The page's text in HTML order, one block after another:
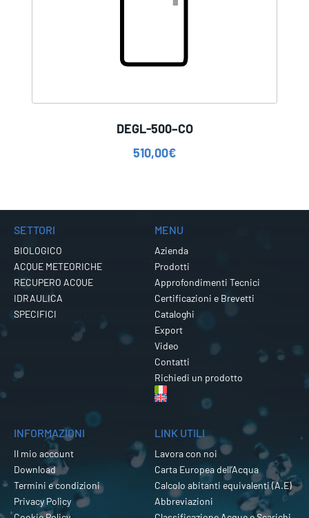
DEGL-500–CO
510,00€
SETTORI
BIOLOGICO
ACQUE METEORICHE
RECUPERO ACQUE
IDRAULICA
SPECIFICI
MENU
Azienda
Prodotti
Approfondimenti Tecnici
Certificazioni e Brevetti
Cataloghi
Export
Video
Contatti
Richiedi un prodotto
INFORMAZIONI
Il mio account
Download
Termini e condizioni
Privacy Policy
LINK UTILI
Lavora con noi
Carta Europea dell’Acqua
Calcolo abitanti equivalenti (A.E)
Abbreviazioni